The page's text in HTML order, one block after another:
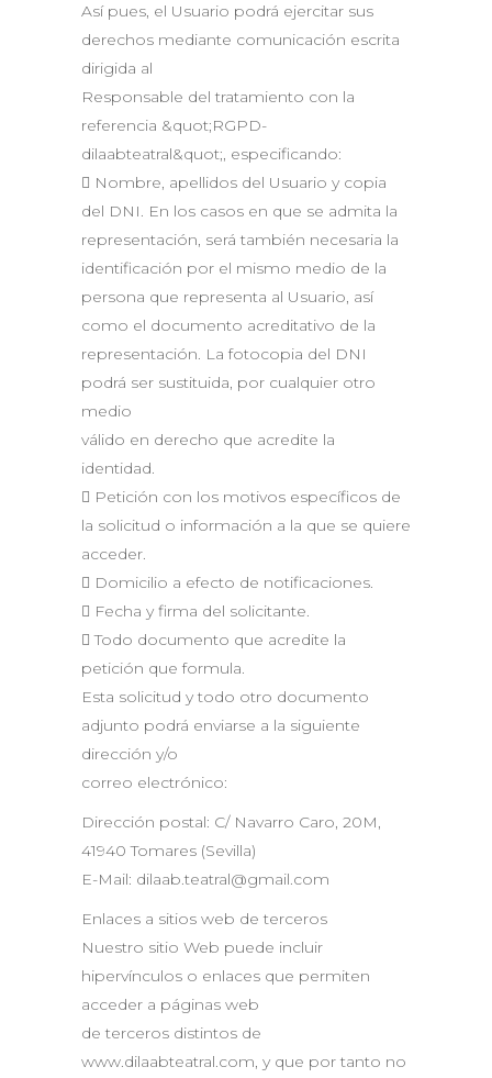
Así pues, el Usuario podrá ejercitar sus
derechos mediante comunicación escrita
dirigida al
Responsable del tratamiento con la
referencia &quot;RGPD-
dilaabteatral&quot;, especificando:
 Nombre, apellidos del Usuario y copia
del DNI. En los casos en que se admita la
representación, será también necesaria la
identificación por el mismo medio de la
persona que representa al Usuario, así
como el documento acreditativo de la
representación. La fotocopia del DNI
podrá ser sustituida, por cualquier otro
medio
válido en derecho que acredite la
identidad.
 Petición con los motivos específicos de
la solicitud o información a la que se quiere
acceder.
 Domicilio a efecto de notificaciones.
 Fecha y firma del solicitante.
 Todo documento que acredite la
petición que formula.
Esta solicitud y todo otro documento
adjunto podrá enviarse a la siguiente
dirección y/o
correo electrónico:
Dirección postal: C/ Navarro Caro, 20M,
41940 Tomares (Sevilla)
E-Mail: dilaab.teatral@gmail.com
Enlaces a sitios web de terceros
Nuestro sitio Web puede incluir
hipervínculos o enlaces que permiten
acceder a páginas web
de terceros distintos de
www.dilaabteatral.com, y que por tanto no